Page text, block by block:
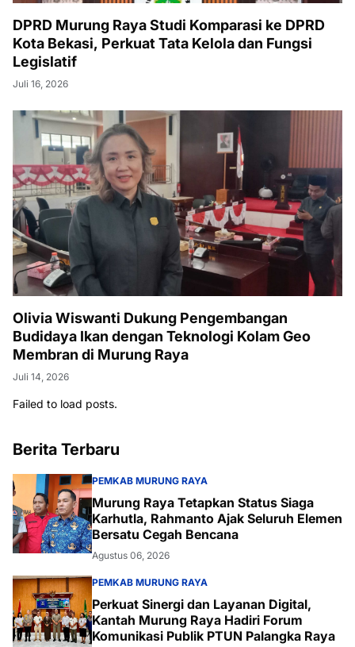
DPRD Murung Raya Studi Komparasi ke DPRD
Kota Bekasi, Perkuat Tata Kelola dan Fungsi
Legislatif
Juli 16, 2026
Olivia Wiswanti Dukung Pengembangan
Budidaya Ikan dengan Teknologi Kolam Geo
Membran di Murung Raya
Juli 14, 2026
Failed to load posts.
Berita Terbaru
PEMKAB MURUNG RAYA
Murung Raya Tetapkan Status Siaga
Karhutla, Rahmanto Ajak Seluruh Elemen
Bersatu Cegah Bencana
Agustus 06, 2026
PEMKAB MURUNG RAYA
Perkuat Sinergi dan Layanan Digital,
Kantah Murung Raya Hadiri Forum
Komunikasi Publik PTUN Palangka Raya